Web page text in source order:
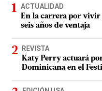
ACTUALIDAD
En la carrera por vivir
seis años de ventaja
REVISTA
Katy Perry actuará
Dominicana en el